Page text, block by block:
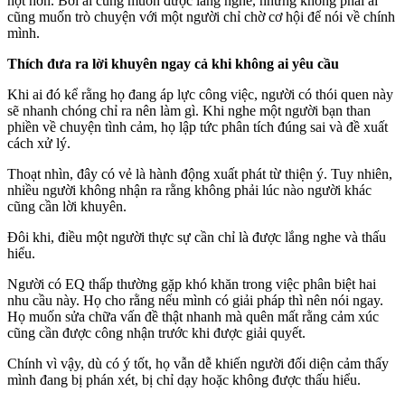
cũng muốn trò chuyện với một người chỉ chờ cơ hội để nói về chính
mình.
Thích đưa ra lời khuyên ngay cả khi không ai yêu cầu
Khi ai đó kể rằng họ đang áp lực công việc, người có thói quen này
sẽ nhanh chóng chỉ ra nên làm gì. Khi nghe một người bạn than
phiền về chuyện tình cảm, họ lập tức phân tích đúng sai và đề xuất
cách xử lý.
Thoạt nhìn, đây có vẻ là hành động xuất phát từ thiện ý. Tuy nhiên,
nhiều người không nhận ra rằng không phải lúc nào người khác
cũng cần lời khuyên.
Đôi khi, điều một người thực sự cần chỉ là được lắng nghe và thấu
hiểu.
Người có EQ thấp thường gặp khó khăn trong việc phân biệt hai
nhu cầu này. Họ cho rằng nếu mình có giải pháp thì nên nói ngay.
Họ muốn sửa chữa vấn đề thật nhanh mà quên mất rằng cảm xúc
cũng cần được công nhận trước khi được giải quyết.
Chính vì vậy, dù có ý tốt, họ vẫn dễ khiến người đối diện cảm thấy
mình đang bị phán xét, bị chỉ dạy hoặc không được thấu hiểu.